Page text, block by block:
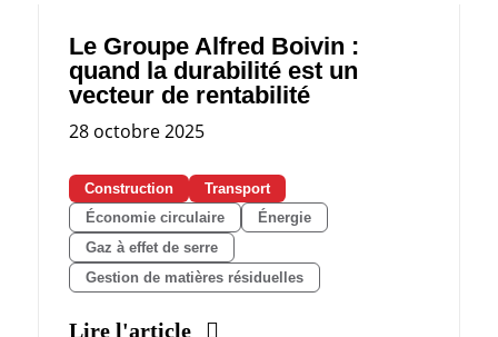
Le Groupe Alfred Boivin :
quand la durabilité est un
vecteur de rentabilité
28 octobre 2025
Construction
Transport
Économie circulaire
Énergie
Gaz à effet de serre
Gestion de matières résiduelles
Lire l'article